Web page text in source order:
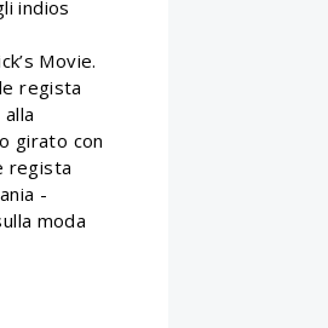
indios
Movie.
regista
girato con
regista
-
moda